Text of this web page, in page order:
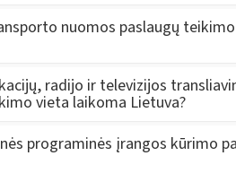
nuomos paslaugų
radijo ir televizijos
vieta laikoma Lietuva?
programinės įrangos kūrimo